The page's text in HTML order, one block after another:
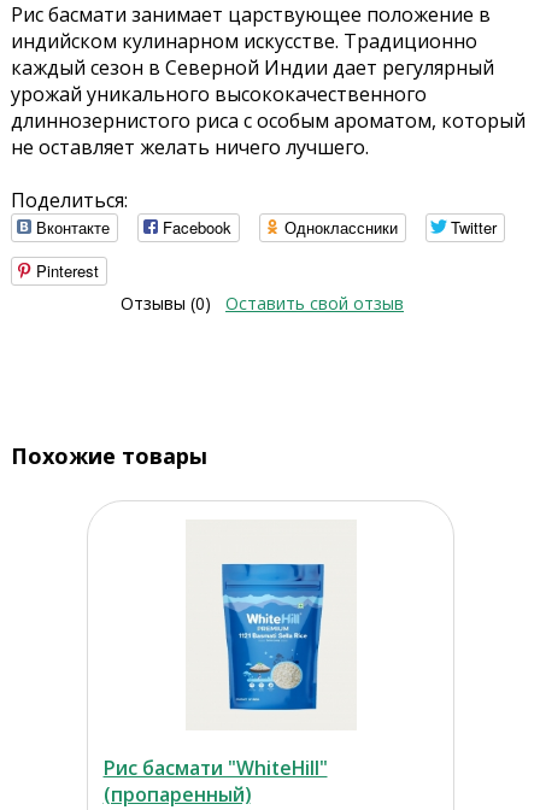
Рис басмати занимает царствующее положение в
индийском кулинарном искусстве. Традиционно
каждый сезон в Северной Индии дает регулярный
урожай уникального высококачественного
длиннозернистого риса с особым ароматом, который
не оставляет желать ничего лучшего.
Поделиться:
Вконтакте Facebook Одноклассники
Twitter
Pinterest
Отзывы (0)
Оставить свой отзыв
Похожие товары
Рис басмати "WhiteHill"
(пропаренный)